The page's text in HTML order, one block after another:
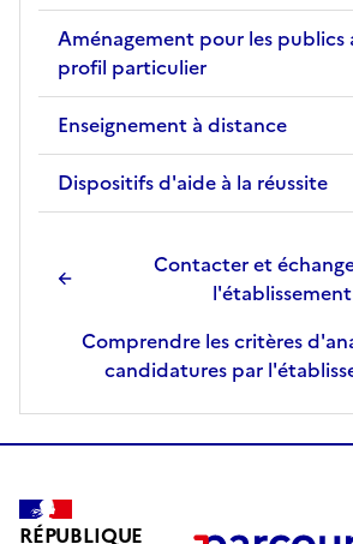
Aménagement pour les publics
profil particulier
Enseignement à distance
Dispositifs d'aide à la réussite
Contacter et
l'établissement
Comprendre les critères
candidatures par
RÉPUBLIQUE